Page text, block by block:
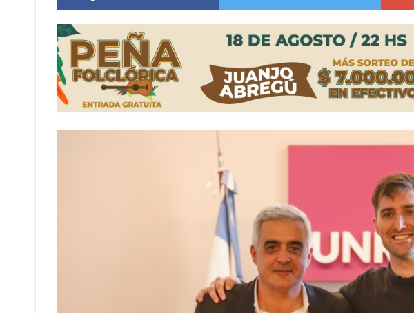
Villada: evalúan obras preventivas ante posibles lluvias intensas